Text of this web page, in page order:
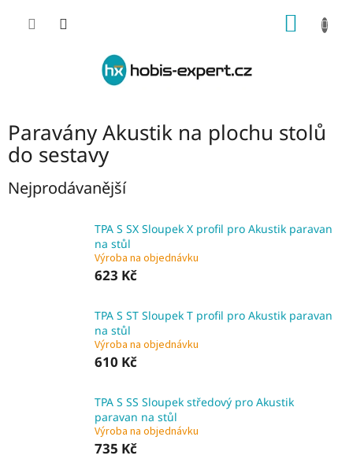
Paravány Akustik na plochu stolů
do sestavy
Nejprodávanější
TPA S SX Sloupek X profil pro Akustik paravan
na stůl
Výroba na objednávku
623 Kč
TPA S ST Sloupek T profil pro Akustik paravan
na stůl
Výroba na objednávku
610 Kč
TPA S SS Sloupek středový pro Akustik
paravan na stůl
Výroba na objednávku
735 Kč